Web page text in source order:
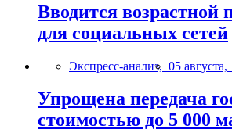
Вводится возрастной
для социальных сетей
Экспресс-анализ, 05 августа,
Упрощена передача
стоимостью до 5 000